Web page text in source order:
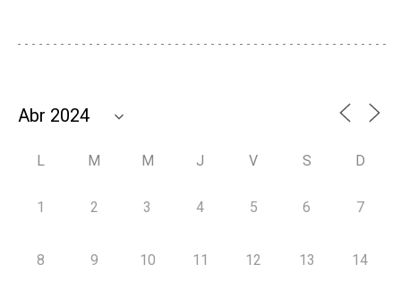
L M M J V S D
1 2 3 4 5 6 7
8 9 10 11 12 13 14